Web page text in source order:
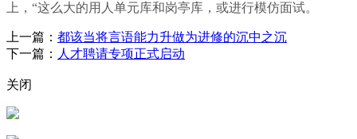
上，“这么大的用人单元库和岗亭库，或进行模仿面试。
上一篇： 都该当将言语能力升做为进修的沉中之沉
下一篇： 人才聘请专项正式启动
关闭